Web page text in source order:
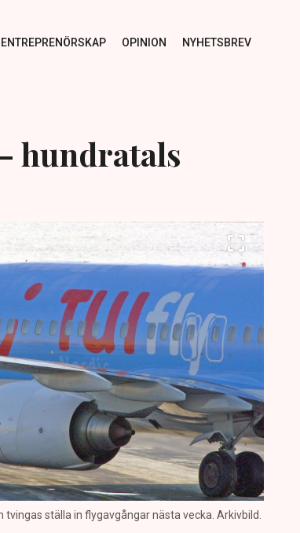
ENTREPRENÖRSKAP OPINION NYHETSBREV
hundratals
ställa in flygavgångar nästa vecka. Arkivbild.